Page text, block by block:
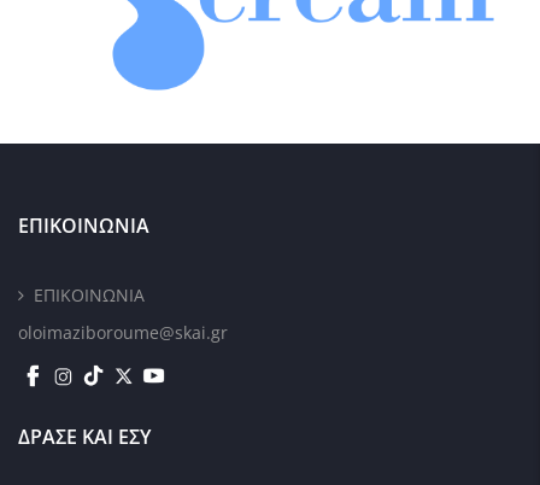
ΕΠΙΚΟΙΝΩΝΙΑ
ΕΠΙΚΟΙΝΩΝΙΑ
oloimaziboroume@skai.gr
ΔΡΑΣΕ ΚΑΙ ΕΣΥ